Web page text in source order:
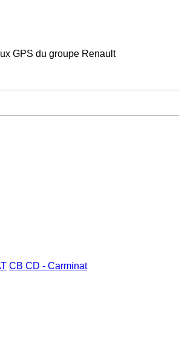
GPS du groupe Renault
CB CD - Carminat